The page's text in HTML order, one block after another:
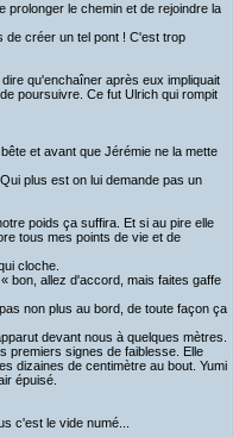
prolonger le chemin et de rejoindre la
de créer un tel pont ! C'est trop
qu'enchaîner après eux impliquait
poursuivre. Ce fut Ulrich qui rompit
et avant que Jérémie ne la mette
plus est on lui demande pas un
poids ça suffira. Et si au pire elle
tous mes points de vie et de
cloche.
bon, allez d'accord, mais faites gaffe
non plus au bord, de toute façon ça
devant nous à quelques mètres.
premiers signes de faiblesse. Elle
dizaines de centimètre au bout. Yumi
épuisé.
c'est le vide numé...